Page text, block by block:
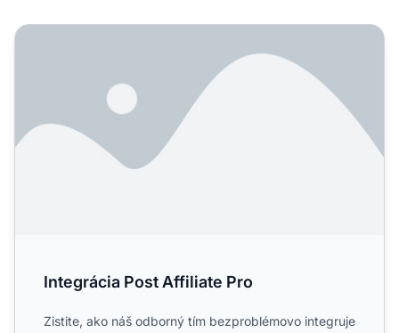
Integrácia Post Affiliate Pro
Integrácia Post Affiliate Pro
Zistite, ako náš odborný tím bezproblémovo integruje